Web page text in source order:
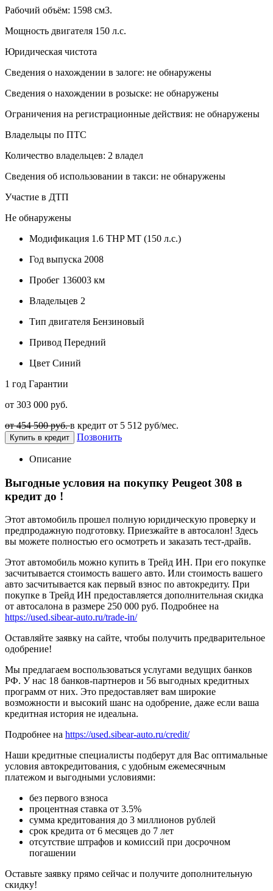
Рабочий объём: 1598 см3.
Мощность двигателя 150 л.с.
Юридическая чистота
Сведения о нахождении в залоге: не обнаружены
Сведения о нахождении в розыске: не обнаружены
Ограничения на регистрационные действия: не обнаружены
Владельцы по ПТС
Количество владельцев: 2 владел
Сведения об использовании в такси: не обнаружены
Участие в ДТП
Не обнаружены
Модификация 1.6 THP MT (150 л.с.)
Год выпуска 2008
Пробег 136003 км
Владельцев 2
Тип двигателя Бензиновый
Привод Передний
Цвет Синий
1 год Гарантии
от 303 000 руб.
от 454 500 руб.в кредит от 5 512 руб/мес.
Купить в кредит Позвонить
Описание
Выгодные условия на покупку Peugeot 308 в
кредит до !
Этот автомобиль прошел полную юридическую проверку и
предпродажную подготовку. Приезжайте в автосалон! Здесь
вы можете полностью его осмотреть и заказать тест-драйв.
Этот автомобиль можно купить в Трейд ИН. При его покупке
засчитывается стоимость вашего авто. Или стоимость вашего
авто засчитывается как первый взнос по автокредиту. При
покупке в Трейд ИН предоставляется дополнительная скидка
от автосалона в размере 250 000 руб. Подробнее на
https://used.sibear-auto.ru/trade-in/
Оставляйте заявку на сайте, чтобы получить предварительное
одобрение!
Мы предлагаем воспользоваться услугами ведущих банков
РФ. У нас 18 банков-партнеров и 56 выгодных кредитных
программ от них. Это предоставляет вам широкие
возможности и высокий шанс на одобрение, даже если ваша
кредитная история не идеальна.
Подробнее на https://used.sibear-auto.ru/credit/
Наши кредитные специалисты подберут для Вас оптимальные
условия автокредитования, с удобным ежемесячным
платежом и выгодными условиями:
без первого взноса
процентная ставка от 3.5%
сумма кредитования до 3 миллионов рублей
срок кредита от 6 месяцев до 7 лет
отсутствие штрафов и комиссий при досрочном
погашении
Оставьте заявку прямо сейчас и получите дополнительную
скидку!